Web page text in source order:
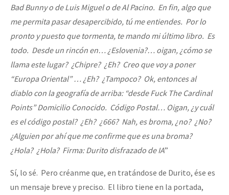
COVID-19
Eventos
Contacto
Bad Bunny o de Luis Miguel o de Al Pacino. En fin, algo que
me permita pasar desapercibido, tú me entiendes. Por lo
pronto y puesto que tormenta, te mando mi último libro. Es
todo. Desde un rincón en… ¿Eslovenia?… oigan, ¿cómo se
llama este lugar? ¿Chipre? ¿Eh? Creo que voy a poner
“Europa Oriental” … ¿Eh? ¿Tampoco? Ok, entonces al
diablo con la geografía de arriba: “desde Fuck The Cardinal
Points” Domicilio Conocido. Código Postal… Oigan, ¿y cuál
es el código postal? ¿Eh? ¿666? Nah, es broma, ¿no? ¿No?
¿Alguien por ahí que me confirme que es una broma?
¿Hola? ¿Hola? Firma: Durito disfrazado de IA”
Sí, lo sé. Pero créanme que, en tratándose de Durito, ése es
un mensaje breve y preciso. El libro tiene en la portada,